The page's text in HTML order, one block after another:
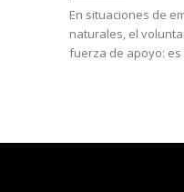
En situaciones de
naturales, el
fuerza de apoyo: es